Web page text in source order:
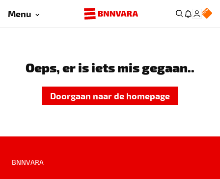
Menu
Oeps, er is iets mis gegaan..
Doorgaan naar de homepage
BNNVARA